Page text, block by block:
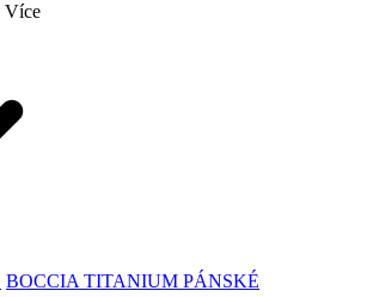
Více
BOCCIA TITANIUM PÁNSKÉ